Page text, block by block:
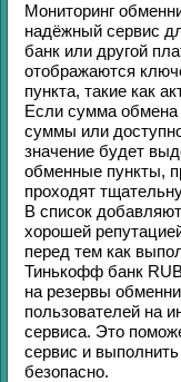
Мониторинг
надёжный сервис
банк или другой
отображаются
пункта, такие как
Если сумма
суммы или
значение будет
обменные пункты,
проходят
В список
хорошей
перед тем как
Тинькофф банк
на резервы
пользователей на
сервиса. Это
сервис и
безопасно.